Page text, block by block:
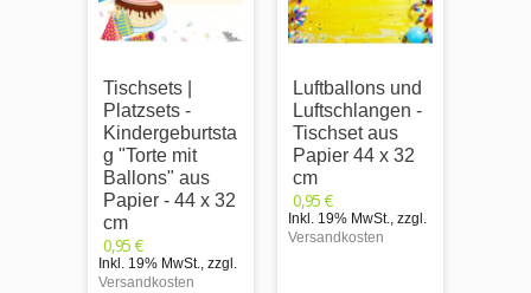
Tischsets |
Platzsets -
Kindergeburtsta
g "Torte mit
Ballons" aus
Papier - 44 x 32
cm
0,95 €
Inkl. 19% MwSt., zzgl.
Versandkosten
Luftballons und
Luftschlangen -
Tischset aus
Papier 44 x 32
cm
0,95 €
Inkl. 19% MwSt., zzgl.
Versandkosten